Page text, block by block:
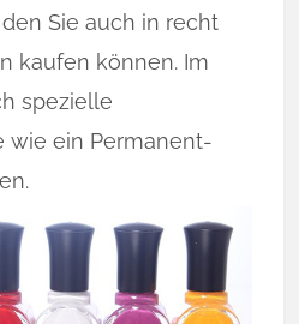
Sie auch in recht
kaufen können. Im
spezielle
wie ein Permanent-